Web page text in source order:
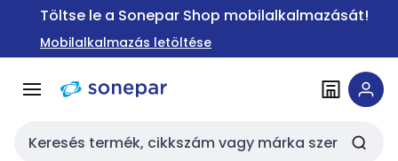
Ugrás a
Ugrás a
tartalomra
Töltse le a Sonepar Shop mobilalkalmazását!
Mobilalkalmazás letöltése
Keresési bemenet